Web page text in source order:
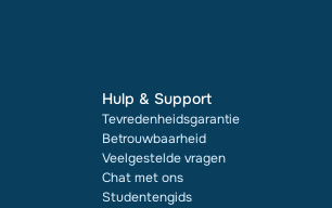
Hulp & Support
Tevredenheidsgarantie
Betrouwbaarheid
Veelgestelde vragen
Chat met ons
Studentengids